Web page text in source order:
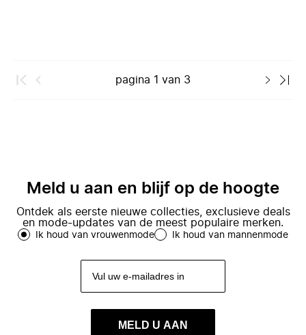
pagina 1 van 3
Meld u aan en blijf op de hoogte
Ontdek als eerste nieuwe collecties, exclusieve deals
en mode-updates van de meest populaire merken.
Ik houd van vrouwenmode Ik houd van mannenmode
MELD U AAN